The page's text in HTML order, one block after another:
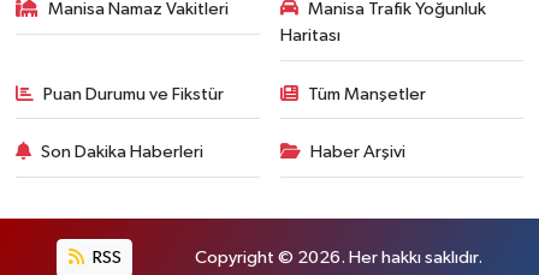
Manisa Namaz Vakitleri
Manisa Trafik Yoğunluk
Haritası
Puan Durumu ve Fikstür Tüm Manşetler
Son Dakika Haberleri Haber Arşivi
RSS Copyright © 2026. Her hakkı saklıdır.